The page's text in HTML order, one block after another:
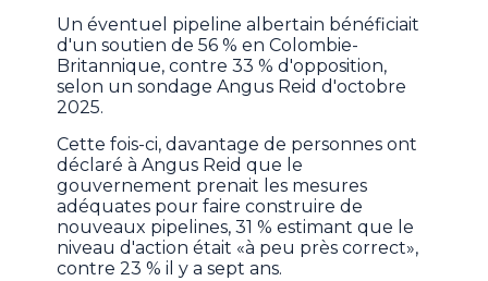
Un éventuel pipeline albertain bénéficiait
d'un soutien de 56 % en Colombie-
Britannique, contre 33 % d'opposition,
selon un sondage Angus Reid d'octobre
2025.
Cette fois-ci, davantage de personnes ont
déclaré à Angus Reid que le
gouvernement prenait les mesures
adéquates pour faire construire de
nouveaux pipelines, 31 % estimant que le
niveau d'action était «à peu près correct»,
contre 23 % il y a sept ans.